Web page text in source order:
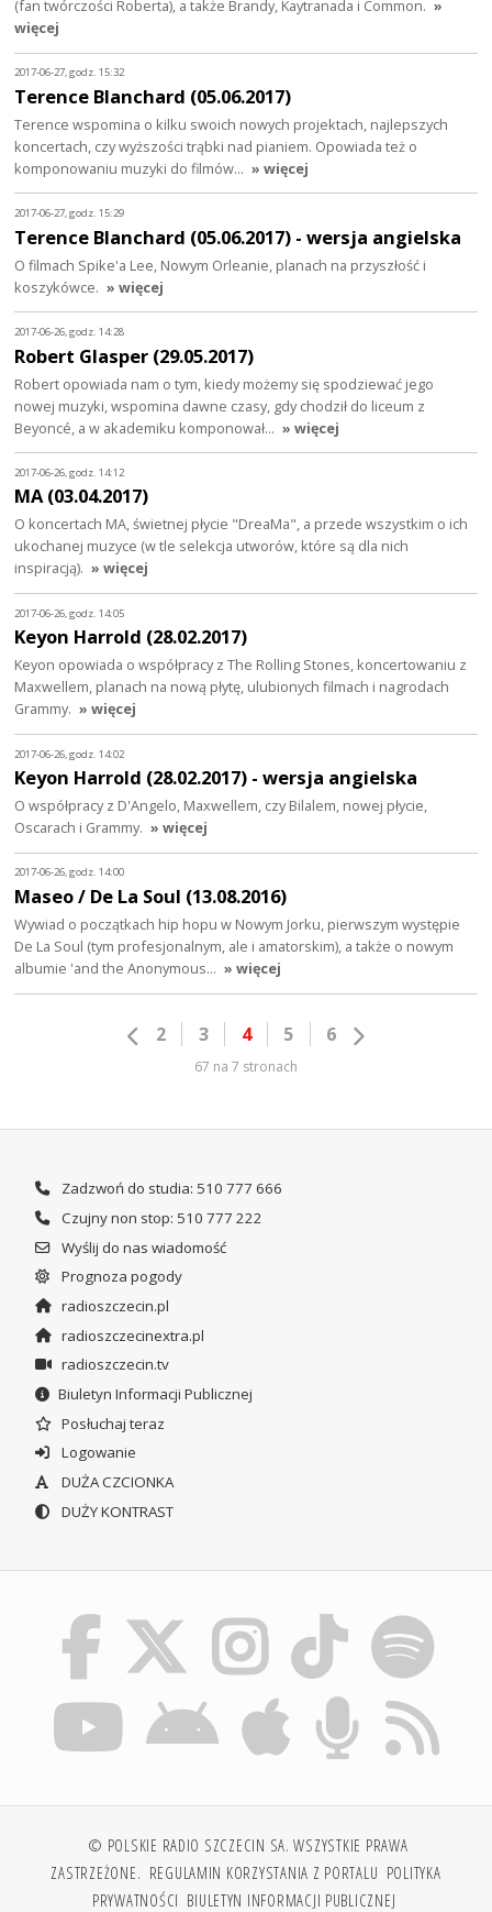
(fan twórczości Roberta), a także Brandy, Kaytranada i Common. »
więcej
2017-06-27, godz. 15:32
Terence Blanchard (05.06.2017)
Terence wspomina o kilku swoich nowych projektach, najlepszych
koncertach, czy wyższości trąbki nad pianiem. Opowiada też o
komponowaniu muzyki do filmów… » więcej
2017-06-27, godz. 15:29
Terence Blanchard (05.06.2017) - wersja angielska
O filmach Spike'a Lee, Nowym Orleanie, planach na przyszłość i
koszykówce. » więcej
2017-06-26, godz. 14:28
Robert Glasper (29.05.2017)
Robert opowiada nam o tym, kiedy możemy się spodziewać jego
nowej muzyki, wspomina dawne czasy, gdy chodził do liceum z
Beyoncé, a w akademiku komponował… » więcej
2017-06-26, godz. 14:12
MA (03.04.2017)
O koncertach MA, świetnej płycie "DreaMa", a przede wszystkim o ich
ukochanej muzyce (w tle selekcja utworów, które są dla nich
inspiracją). » więcej
2017-06-26, godz. 14:05
Keyon Harrold (28.02.2017)
Keyon opowiada o współpracy z The Rolling Stones, koncertowaniu z
Maxwellem, planach na nową płytę, ulubionych filmach i nagrodach
Grammy. » więcej
2017-06-26, godz. 14:02
Keyon Harrold (28.02.2017) - wersja angielska
O współpracy z D'Angelo, Maxwellem, czy Bilalem, nowej płycie,
Oscarach i Grammy. » więcej
2017-06-26, godz. 14:00
Maseo / De La Soul (13.08.2016)
Wywiad o początkach hip hopu w Nowym Jorku, pierwszym występie
De La Soul (tym profesjonalnym, ale i amatorskim), a także o nowym
albumie 'and the Anonymous… » więcej
2 3 4 5 6
67 na 7 stronach
Zadzwoń do studia: 510 777 666
Czujny non stop: 510 777 222
Wyślij do nas wiadomość
Prognoza pogody
radioszczecin.pl
radioszczecinextra.pl
radioszczecin.tv
Biuletyn Informacji Publicznej
Posłuchaj teraz
Logowanie
DUŻA CZCIONKA
DUŻY KONTRAST
© POLSKIE RADIO SZCZECIN SA. WSZYSTKIE PRAWA
ZASTRZEŻONE. REGULAMIN KORZYSTANIA Z PORTALU POLITYKA
PRYWATNOŚCI BIULETYN INFORMACJI PUBLICZNEJ